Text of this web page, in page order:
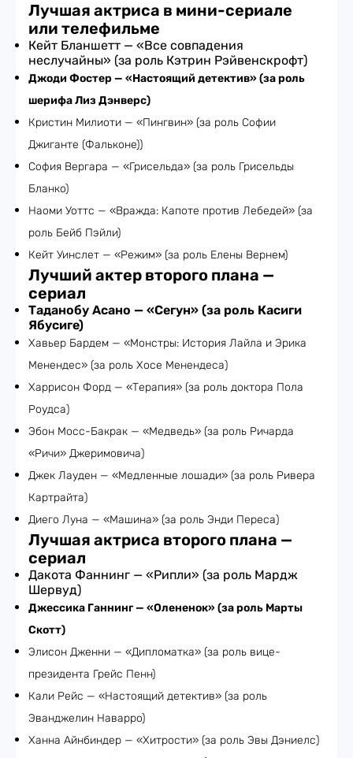
Лучшая актриса в мини-сериале
или телефильме
Кейт Бланшетт — «Все совпадения
неслучайны» (за роль Кэтрин Рэйвенскрофт)
Джоди Фостер — «Настоящий детектив» (за роль
шерифа Лиз Дэнверс)
Кристин Милиоти — «Пингвин» (за роль Софии
Джиганте (Фальконе))
София Вергара — «Грисельда» (за роль Грисельды
Бланко)
Наоми Уоттс — «Вражда: Капоте против Лебедей» (за
роль Бейб Пэйли)
Кейт Уинслет — «Режим» (за роль Елены Вернем)
Лучший актер второго плана —
сериал
Таданобу Асано — «Сегун» (за роль Касиги
Ябусиге)
Хавьер Бардем — «Монстры: История Лайла и Эрика
Менендес» (за роль Хосе Менендеса)
Харрисон Форд — «Терапия» (за роль доктора Пола
Роудса)
Эбон Мосс-Бакрак — «Медведь» (за роль Ричарда
«Ричи» Джеримовича)
Джек Лауден — «Медленные лошади» (за роль Ривера
Картрайта)
Диего Луна — «Машина» (за роль Энди Переса)
Лучшая актриса второго плана —
сериал
Дакота Фаннинг — «Рипли» (за роль Мардж
Шервуд)
Джессика Ганнинг — «Олененок» (за роль Марты
Скотт)
Элисон Дженни — «Дипломатка» (за роль вице-
президента Грейс Пенн)
Кали Рейс — «Настоящий детектив» (за роль
Эванджелин Наварро)
Ханна Айнбиндер — «Хитрости» (за роль Эвы Дэниелс)